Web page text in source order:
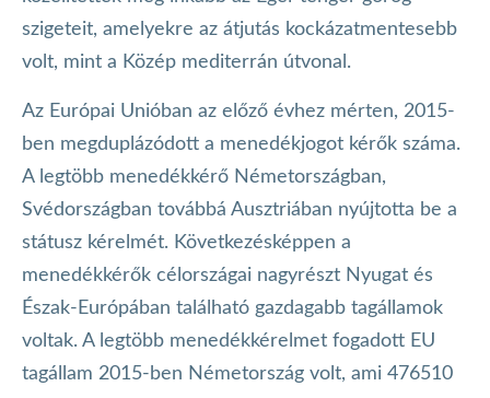
szigeteit, amelyekre az átjutás kockázatmentesebb
volt, mint a Közép mediterrán útvonal.
Az Európai Unióban az előző évhez mérten, 2015-
ben megduplázódott a menedékjogot kérők száma.
A legtöbb menedékkérő Németországban,
Svédországban továbbá Ausztriában nyújtotta be a
státusz kérelmét. Következésképpen a
menedékkérők célországai nagyrészt Nyugat és
Észak-Európában található gazdagabb tagállamok
voltak. A legtöbb menedékkérelmet fogadott EU
tagállam 2015-ben Németország volt, ami 476510